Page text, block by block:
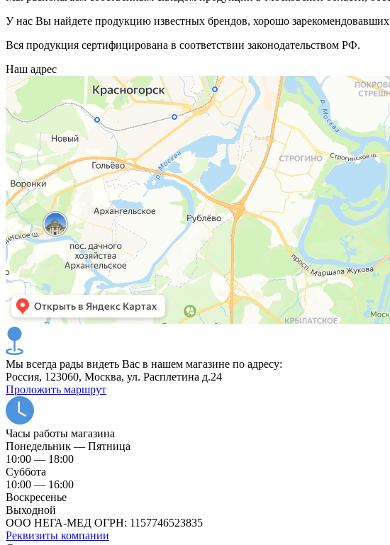
У нас Вы найдете продукцию известных брендов, хорошо
Вся продукция сертифицирована в соответствии законодательством РФ.
Наш адрес
Мы всегда рады видеть Вас в нашем магазине по адресу:
Россия, 123060, Москва, ул. Расплетина д.24
Проложить маршрут
Часы работы магазина
Понедельник — Пятница
10:00 — 18:00
Суббота
10:00 — 16:00
Воскресенье
Выходной
ООО НЕГА-МЕД ОГРН: 1157746523835
Реквизиты компании